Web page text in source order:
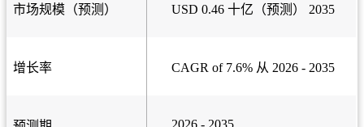
市场规模（预测） USD 0.46 十亿（预测） 2035
增长率 CAGR of 7.6% 从 2026 - 2035
2026 - 2035